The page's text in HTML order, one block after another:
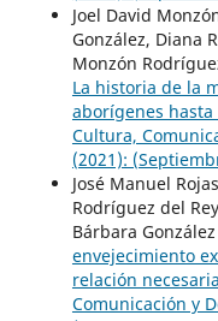
Joel David
González, Diana
Monzón
La historia de la
aborígenes hasta
Cultura,
(2021):
José Manuel
Rodríguez del
Bárbara
envejecimiento
relación necesaria
Comunicación y